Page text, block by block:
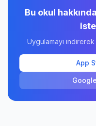
Bu okul
Uygulamayı
App